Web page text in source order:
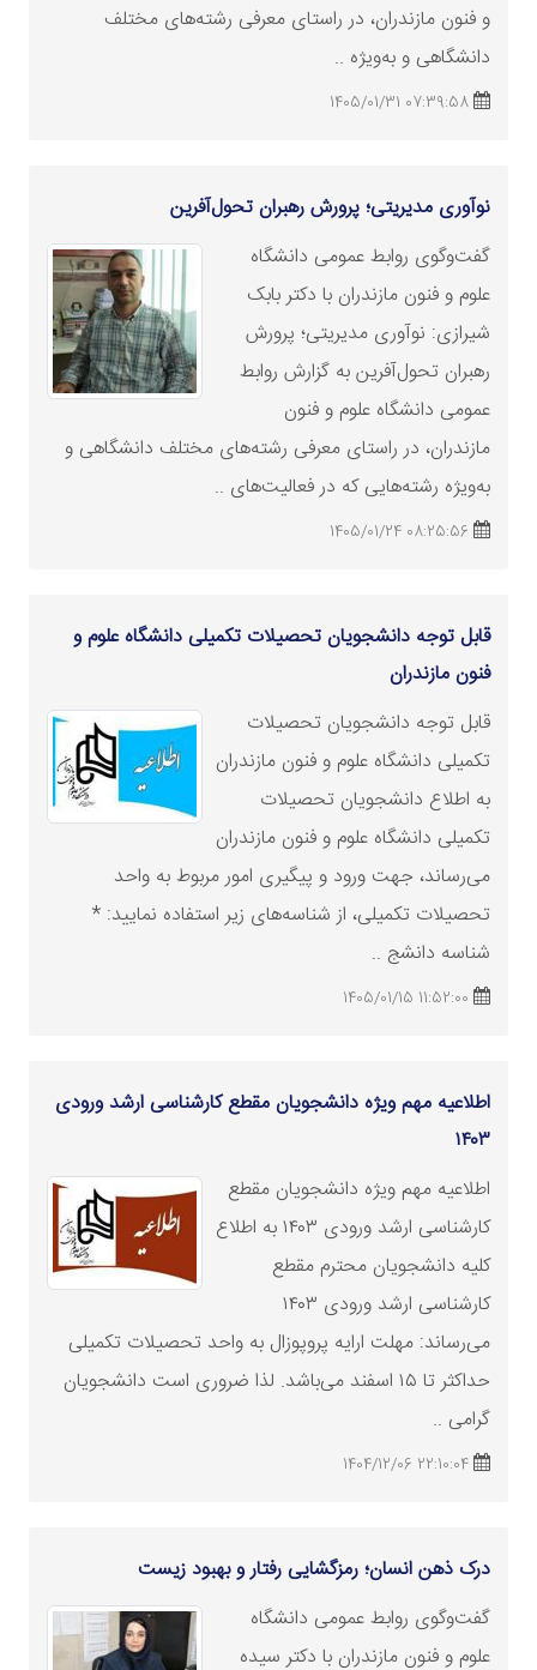
و فنون مازندران، در راستای معرفی رشته‌های مختلف
دانشگاهی و به‌ویژه ..
07:39:58 1405/01/31
نوآوری مدیریتی؛ پرورش رهبران تحول‌آفرین
گفت‌وگوی روابط عمومی دانشگاه
علوم و فنون مازندران با دکتر بابک
شیرازی: نوآوری مدیریتی؛ پرورش
رهبران تحول‌آفرین به گزارش روابط
عمومی دانشگاه علوم و فنون
مازندران، در راستای معرفی رشته‌های مختلف دانشگاهی و
به‌ویژه رشته‌هایی که در فعالیت‌های ..
08:25:56 1405/01/24
قابل توجه دانشجویان تحصیلات تکمیلی دانشگاه علوم و
فنون مازندران
قابل توجه دانشجویان تحصیلات
تکمیلی دانشگاه علوم و فنون مازندران
به اطلاع دانشجویان تحصیلات
تکمیلی دانشگاه علوم و فنون مازندران
می‌رساند، جهت ورود و پیگیری امور مربوط به واحد
تحصیلات تکمیلی، از شناسه‌های زیر استفاده نمایید: *
شناسه دانشج ..
11:52:00 1405/01/15
اطلاعیه مهم ویژه دانشجویان مقطع کارشناسیارشدورودی
۱۴۰۳
اطلاعیه مهم ویژه دانشجویان مقطع
کارشناسی ارشد
ورودی ۱۴۰۳ به اطلاع
کلیه دانشجویان محترم مقطع
کارشناسی ارشد
ورودی ۱۴۰۳
می‌رساند: مهلت ارایه پروپوزال به واحد تحصیلات تکمیلی
حداکثر تا ۱۵ اسفند می‌باشد. لذا ضروری است دانشجویان
گرامی ..
22:10:04 1404/12/06
درک ذهن انسان؛ رمزگشایی رفتار و بهبود زیست
گفت‌وگوی روابط عمومی دانشگاه
علوم و فنون مازندران با دکتر سیده